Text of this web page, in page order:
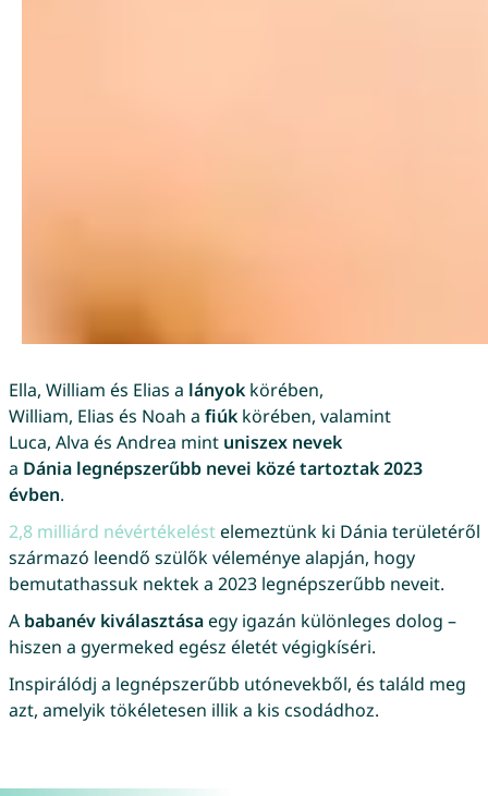
Ella, William és Elias a lányokkörében,
William, Elias és Noah a fiúkkörében, valamint
Luca, Alva és Andrea mint uniszex nevek
a Dánia legnépszerűbb nevei közé tartoztak 2023
évben.
2,8 milliárd névértékeléstelemeztünk ki Dánia területéről
származó leendő szülők véleménye alapján, hogy
bemutathassuk nektek a 2023 legnépszerűbb neveit.
A babanév kiválasztásaegy igazán különleges dolog –
hiszen a gyermeked egész életét végigkíséri.
Inspirálódj a legnépszerűbb utónevekből, és találd meg
azt, amelyik tökéletesen illik a kis csodádhoz.